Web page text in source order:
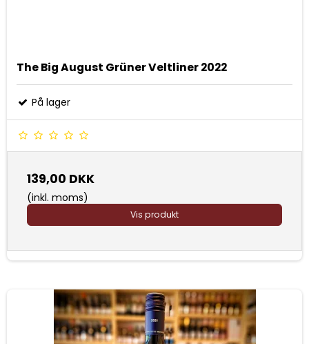
The Big August Grüner Veltliner 2022
På lager
139,00 DKK
(inkl. moms)
Vis produkt